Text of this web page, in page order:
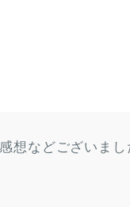
想などございま